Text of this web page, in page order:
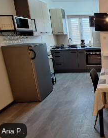
Ana P .